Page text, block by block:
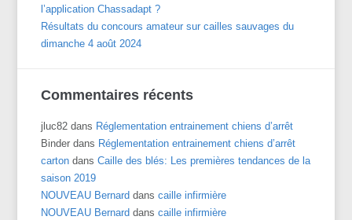
l’application Chassadapt ?
Résultats du concours amateur sur cailles sauvages du
dimanche 4 août 2024
Commentaires récents
jluc82 dans Réglementation entrainement chiens d’arrêt
Binder dans Réglementation entrainement chiens d’arrêt
carton dansCaille des blés: Les premières tendances de la
saison 2019
NOUVEAU Bernard danscaille infirmière
NOUVEAU Bernard danscaille infirmière